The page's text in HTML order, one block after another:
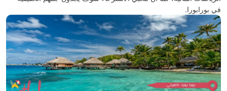
في بورابورا.